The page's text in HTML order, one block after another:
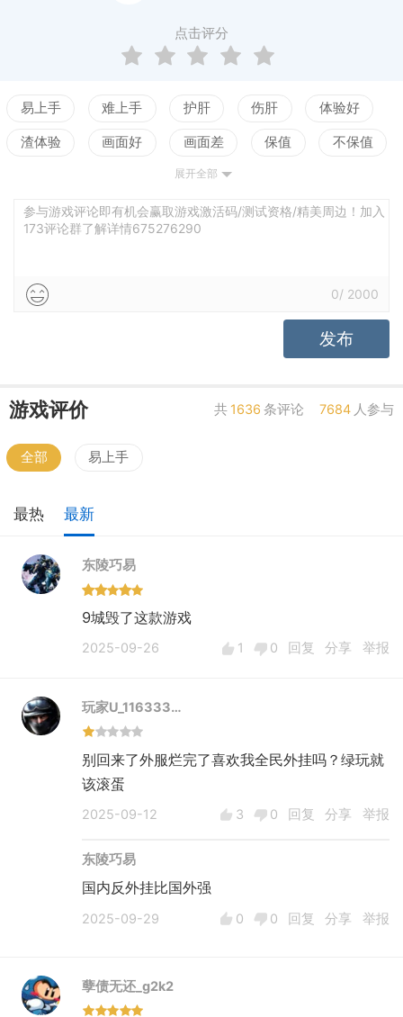
点击评分
易上手 难上手 护肝 伤肝 体验好
渣体验 画面好 画面差 保值 不保值
测试
射击手感差 枪械多 枪械少 竞技公平
展开全部
参与游戏评论即有机会赢取游戏激活码/测试资格/精美周边！加入
173评论群了解详情675276290
0/ 2000
发布
游戏评价 共 1636 条评论 7684 人参与
全部 易上手
最热 最新
东陵巧易
9城毁了这款游戏
2025-09-26 1 0 回复 分享 举报
玩家U_116333…
别回来了外服烂完了喜欢我全民外挂吗？绿玩就
该滚蛋
2025-09-12 3 0 回复 分享 举报
东陵巧易
国内反外挂比国外强
2025-09-29 0 0 回复 分享 举报
孽债无还_g2k2